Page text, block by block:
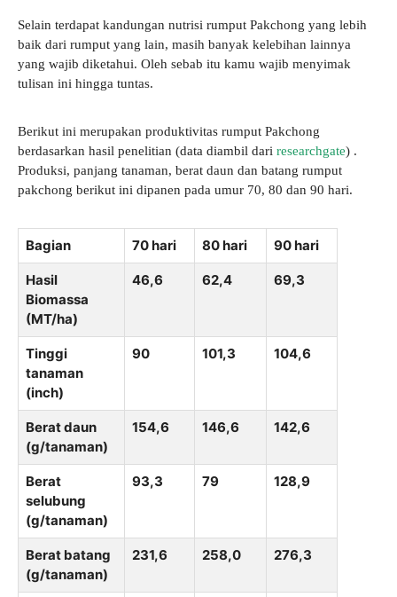
Selain terdapat kandungan nutrisi rumput Pakchong yang lebih
baik dari rumput yang lain, masih banyak kelebihan lainnya
yang wajib diketahui. Oleh sebab itu kamu wajib menyimak
tulisan ini hingga tuntas.
Berikut ini merupakan produktivitas rumput Pakchong
berdasarkan hasil penelitian (data diambil dari researchgate) .
Produksi, panjang tanaman, berat daun dan batang rumput
pakchong berikut ini dipanen pada umur 70, 80 dan 90 hari.
Bagian 70 hari 80 hari 90 hari
Hasil
Biomassa
(MT/ha)
46,6 62,4 69,3
Tinggi
tanaman
(inch)
90 101,3 104,6
Berat daun
(g/tanaman)
154,6 146,6 142,6
Berat
selubung
(g/tanaman)
93,3 79 128,9
Berat batang
(g/tanaman)
231,6 258,0 276,3